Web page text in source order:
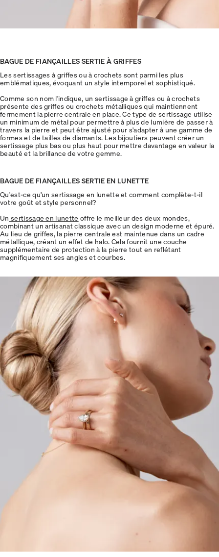
BAGUE DE FIANÇAILLES SERTIE À GRIFFES
Les sertissages à griffes ou à crochets sont parmi les plus
emblématiques, évoquant un style intemporel et sophistiqué.
Comme son nom l'indique, un sertissage à griffes ou à crochets
présente des griffes ou crochets métalliques qui maintiennent
fermement la pierre centrale en place. Ce type de sertissage utilise
un minimum de métal pour permettre à plus de lumière de passer à
travers la pierre et peut être ajusté pour s'adapter à une gamme de
formes et de tailles de diamants. Les bijoutiers peuvent créer un
sertissage plus bas ou plus haut pour mettre davantage en valeur la
beauté et la brillance de votre gemme.
BAGUE DE FIANÇAILLES SERTIE EN LUNETTE
Qu'est-ce qu'un sertissage en lunette et comment complète-t-il
votre goût et style personnel?
Un sertissage en lunette offre le meilleur des deux mondes,
combinant un artisanat classique avec un design moderne et épuré.
Au lieu de griffes, la pierre centrale est maintenue dans un cadre
métallique, créant un effet de halo. Cela fournit une couche
supplémentaire de protection à la pierre tout en reflétant
magnifiquement ses angles et courbes.